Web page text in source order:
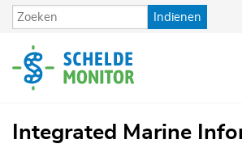
Overslaan
en
de
inhoud
Indienen
Integrated Marine